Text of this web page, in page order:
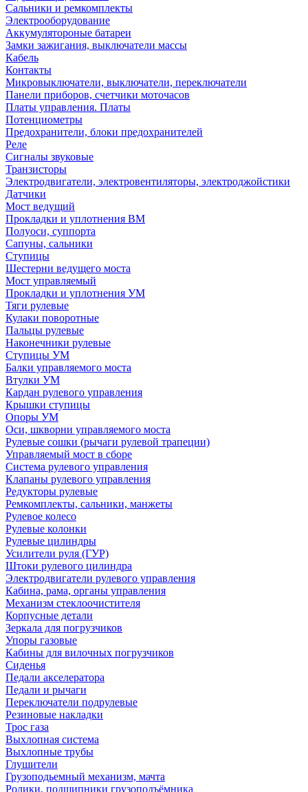
Сальники и ремкомплекты
Электрооборудование
Аккумулятороные батареи
Замки зажигания, выключатели массы
Кабель
Контакты
Микровыключатели, выключатели, переключатели
Панели приборов, счетчики моточасов
Платы управления. Платы
Потенциометры
Предохранители, блоки предохранителей
Реле
Сигналы звуковые
Транзисторы
Электродвигатели, электровентиляторы, электроджойстики
Датчики
Мост ведущий
Прокладки и уплотнения ВМ
Полуоси, суппорта
Сапуны, сальники
Ступицы
Шестерни ведущего моста
Мост управляемый
Прокладки и уплотнения УМ
Тяги рулевые
Кулаки поворотные
Пальцы рулевые
Наконечники рулевые
Ступицы УМ
Балки управляемого моста
Втулки УМ
Кардан рулевого управления
Крышки ступицы
Опоры УМ
Оси, шкворни управляемого моста
Рулевые сошки (рычаги рулевой трапеции)
Управляемый мост в сборе
Система рулевого управления
Клапаны рулевого управления
Редукторы рулевые
Ремкомплекты, сальники, манжеты
Рулевое колесо
Рулевые колонки
Рулевые цилиндры
Усилители руля (ГУР)
Штоки рулевого цилиндра
Электродвигатели рулевого управления
Кабина, рама, органы управления
Механизм стеклоочистителя
Корпусные детали
Зеркала для погрузчиков
Упоры газовые
Кабины для вилочных погрузчиков
Сиденья
Педали акселератора
Педали и рычаги
Переключатели подрулевые
Резиновые накладки
Трос газа
Выхлопная система
Выхлопные трубы
Глушители
Грузоподьемный механизм, мачта
Ролики, подшипники грузоподъёмника